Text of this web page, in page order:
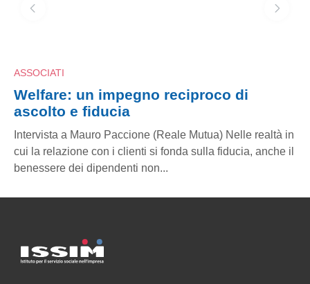
un impegno reciproco di
fiducia
Paccione (Reale Mutua) Nelle realtà in
con i clienti si fonda sulla fiducia, anche il
dipendenti non...
Welfare:
Intervista a
cui la